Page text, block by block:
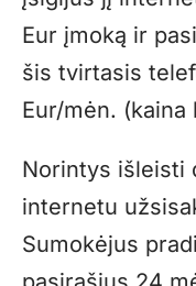
Eur įmoką ir
šis tvirtasis
Eur/mėn.
Norintys išleisti
internetu
Sumokėjus